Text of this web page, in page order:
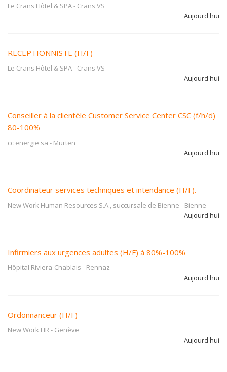
Le Crans Hôtel & SPA- Crans VS
Aujourd'hui
RECEPTIONNISTE (H/F)
Le Crans Hôtel & SPA- Crans VS
Aujourd'hui
Conseiller à la clientèle Customer Service Center CSC (f/h/d)
80-100%
cc energie sa - Murten
Aujourd'hui
Coordinateur services techniques et intendance (H/F).
New Work Human Resources S.A., succursale de Bienne - Bienne
Aujourd'hui
Infirmiers aux urgences adultes (H/F) à 80%-100%
Hôpital Riviera-Chablais - Rennaz
Aujourd'hui
Ordonnanceur (H/F)
New Work HR- Genève
Aujourd'hui